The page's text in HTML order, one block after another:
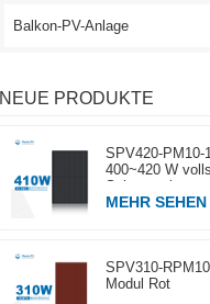
Balkon-PV-Anlage
NEUE PRODUKTE
SPV420-PM10-
400~420 W
MEHR SEHEN
SPV310-
Modul Rot